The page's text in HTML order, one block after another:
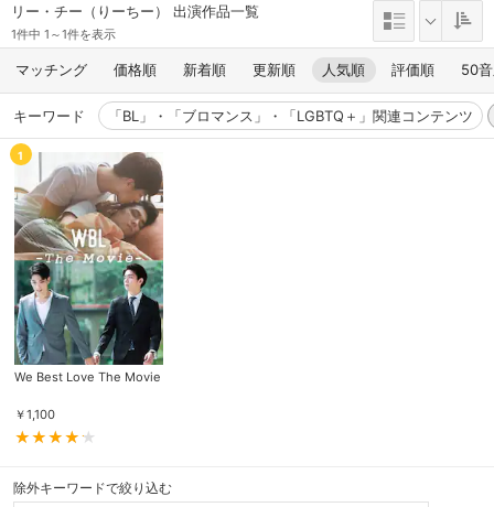
リー・チー（りーちー） 出演作品一覧
1件中 1～1件を表示
マッチング 価格順 新着順 更新順 人気順 評価順 50
キーワード 「BL」・「ブロマンス」・「LGBTQ＋」関連コンテンツ
1
We Best Love The Movie
￥1,100
除外キーワードで絞り込む